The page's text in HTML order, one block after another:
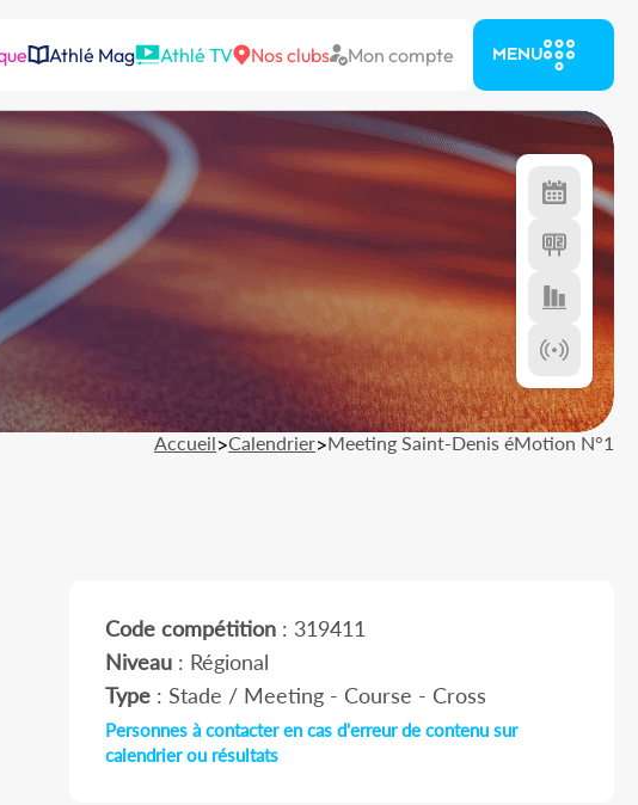
Athlé Mag Athlé TV Nos clubs Mon compte MENU
Accueil>Calendrier>Meeting Saint-Denis éMotion N°1
Code compétition: 319411
Niveau: Régional
Type: Stade / Meeting - Course - Cross
Personnes à contacter en cas d'erreur de contenu sur
calendrier ou résultats